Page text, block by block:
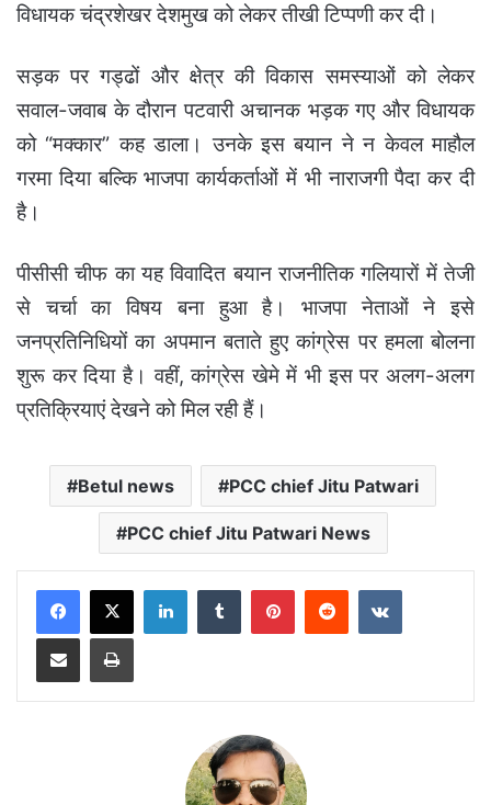
विधायक चंद्रशेखर देशमुख को लेकर तीखी टिप्पणी कर दी।
सड़क पर गड्ढों और क्षेत्र की विकास समस्याओं को लेकर
सवाल-जवाब के दौरान पटवारी अचानक भड़क गए और विधायक
को “मक्कार” कह डाला। उनके इस बयान ने न केवल माहौल
गरमा दिया बल्कि भाजपा कार्यकर्ताओं में भी नाराजगी पैदा कर दी
है।
पीसीसी चीफ का यह विवादित बयान राजनीतिक गलियारों में तेजी
से चर्चा का विषय बना हुआ है। भाजपा नेताओं ने इसे
जनप्रतिनिधियों का अपमान बताते हुए कांग्रेस पर हमला बोलना
शुरू कर दिया है। वहीं, कांग्रेस खेमे में भी इस पर अलग-अलग
प्रतिक्रियाएं देखने को मिल रही हैं।
Betul news PCC chief Jitu Patwari
PCC chief Jitu Patwari News